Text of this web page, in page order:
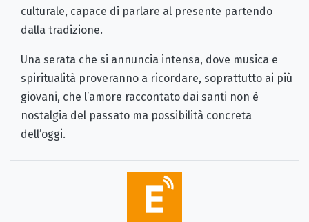
culturale, capace di parlare al presente partendo
dalla tradizione.
Una serata che si annuncia intensa, dove musica e
spiritualità proveranno a ricordare, soprattutto ai più
giovani, che l’amore raccontato dai santi non è
nostalgia del passato ma possibilità concreta
dell’oggi.